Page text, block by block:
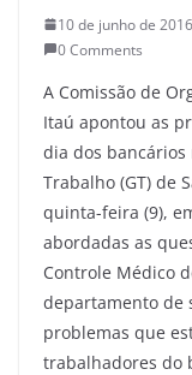
10 de junho de 2016
0 Comments
A Comissão de
Itaú apontou as
dia dos
Trabalho (GT) de
quinta-feira (9),
abordadas as
Controle Médico
departamento de
problemas que
trabalhadores do